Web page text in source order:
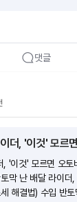
려온 갑작스러운
댓글
, '이것' 모르면 오토
막 난 배달 라이더
해결법) 수입 반